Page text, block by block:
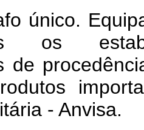
os
de
- Anvisa.